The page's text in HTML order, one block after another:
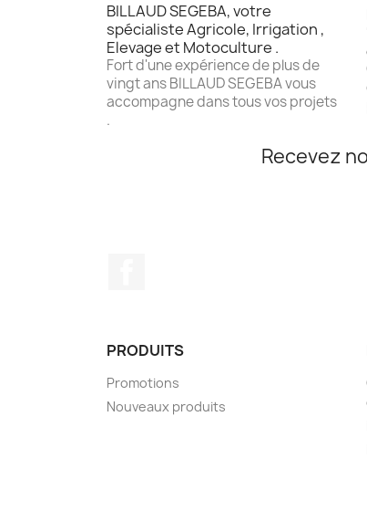
BILLAUD SEGEBA, votre
spécialiste Agricole, Irrigation ,
Elevage et Motoculture .
Fort d'une expérience de plus de
vingt ans BILLAUD SEGEBA vous
accompagne dans tous vos projets
.
Recevez
PRODUITS
Promotions
Nouveaux produits